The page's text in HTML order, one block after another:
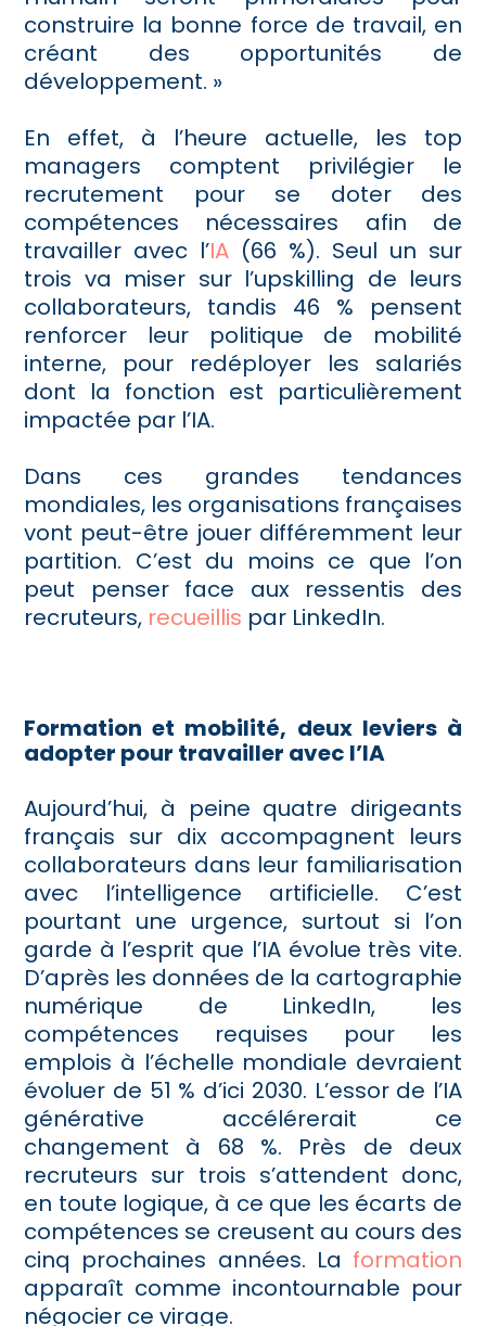
construire la bonne force de travail, en
créant des opportunités de
développement. »
En effet, à l’heure actuelle, les top
managers comptent privilégier le
recrutement pour se doter des
compétences nécessaires afin de
travailler avec l’IA (66 %). Seul un sur
trois va miser sur l’upskilling de leurs
collaborateurs, tandis 46 % pensent
renforcer leur politique de mobilité
interne, pour redéployer les salariés
dont la fonction est particulièrement
impactée par l’IA.
Dans ces grandes tendances
mondiales, les organisations françaises
vont peut-être jouer différemment leur
partition. C’est du moins ce que l’on
peut penser face aux ressentis des
recruteurs, recueillis par LinkedIn.
Formation et mobilité, deux leviers à
adopter pour travailler avec l’IA
Aujourd’hui, à peine quatre dirigeants
français sur dix accompagnent leurs
collaborateurs dans leur familiarisation
avec l’intelligence artificielle. C’est
pourtant une urgence, surtout si l’on
garde à l’esprit que l’IA évolue très vite.
D’après les données de la cartographie
numérique de LinkedIn, les
compétences requises pour les
emplois à l’échelle mondiale devraient
évoluer de 51 % d’ici 2030. L’essor de l’IA
générative accélérerait ce
changement à 68 %. Près de deux
recruteurs sur trois s’attendent donc,
en toute logique, à ce que les écarts de
compétences se creusent au cours des
cinq prochaines années. La formation
apparaît comme incontournable pour
négocier ce virage.